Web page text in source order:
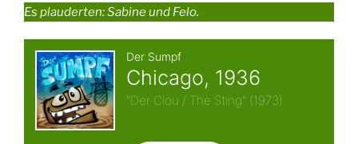
Es plauderten: Sabine und Felo.